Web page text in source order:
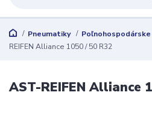
Pneumatiky Poľnohospodárske
REIFEN Alliance 1050 / 50 R32
AST-REIFEN Alliance